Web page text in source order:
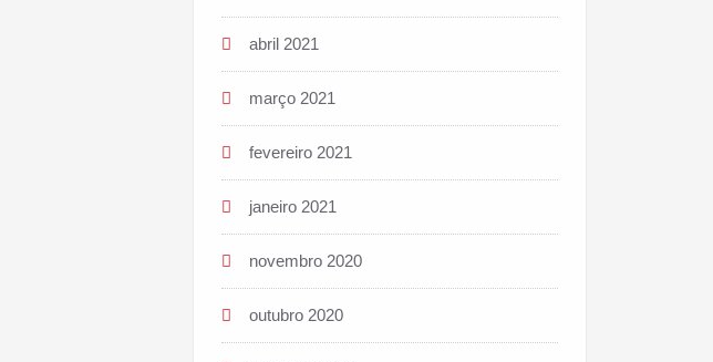
abril 2021
março 2021
fevereiro 2021
janeiro 2021
novembro 2020
outubro 2020